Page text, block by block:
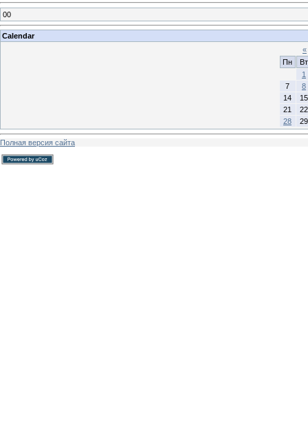
00
Calendar
«
Пн
Вт
1
7
8
14
15
21
22
28
29
Полная версия сайта